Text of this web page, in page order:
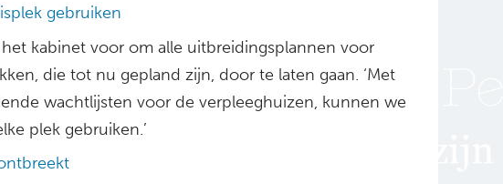
gebruiken
kabinet voor om alle uitbreidingsplannen voor
die tot nu gepland zijn, door te laten gaan. ‘Met
wachtlijsten voor de verpleeghuizen, kunnen we
plek gebruiken.’